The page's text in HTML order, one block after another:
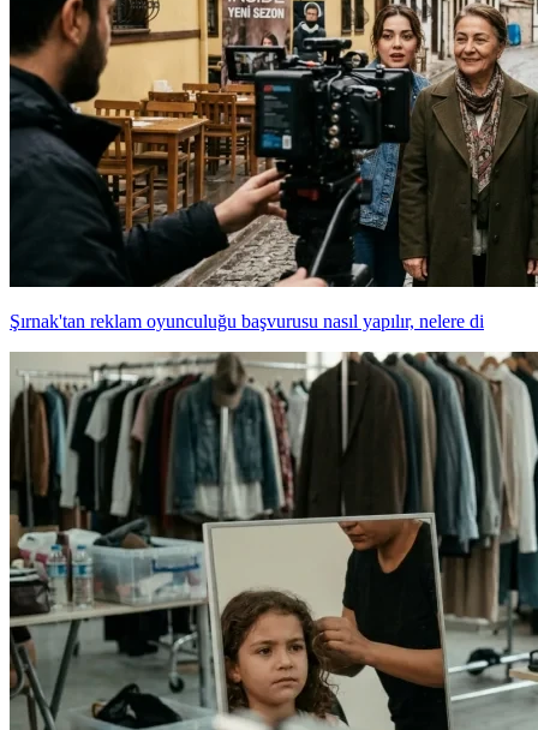
Şırnak'tan reklam oyunculuğu başvurusu nasıl yapılır, nelere di